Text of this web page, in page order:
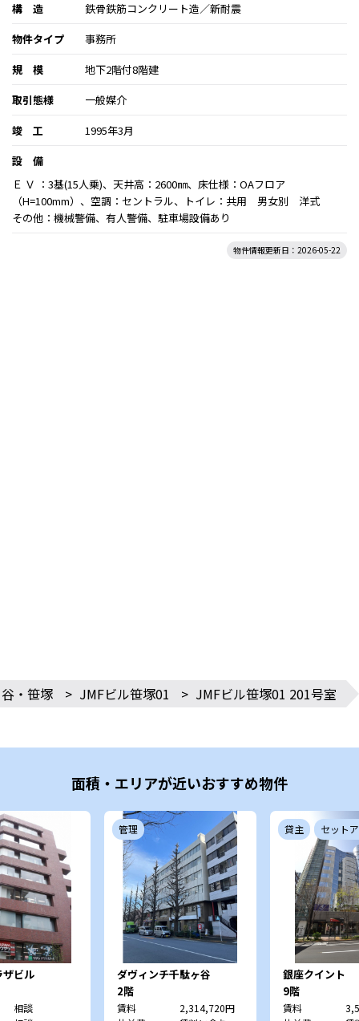
構 造
鉄骨鉄筋コンクリート造／新耐震
物件タイプ
事務所
規 模
地下2階付8階建
取引態様
一般媒介
竣 工
1995年3月
設 備
Ｅ Ｖ ：3基(15人乗)、天井高：2600㎜、床仕様：OAフロア
（H=100mm）、空調：セントラル、トイレ：共用 男女別 洋式
その他：機械警備、有人警備、駐車場設備あり
物件情報更新日：2026-05-22
・笹塚 > JMFビル笹塚01 > JMFビル笹塚01 201号室
面積・エリアが近いおすすめ物件
ビル
相談
管理
ダヴィンチ千駄ヶ谷
2階
賃料
2,314,720円
貸主 セット
銀座クイント
9階
賃料